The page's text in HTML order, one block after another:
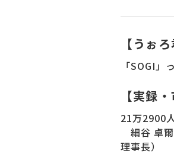
【うぉ
「SOGI」
【実録
21万2900
細谷 卓
理事長）